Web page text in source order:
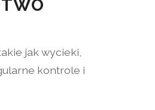
jak wycieki,
kontrole i